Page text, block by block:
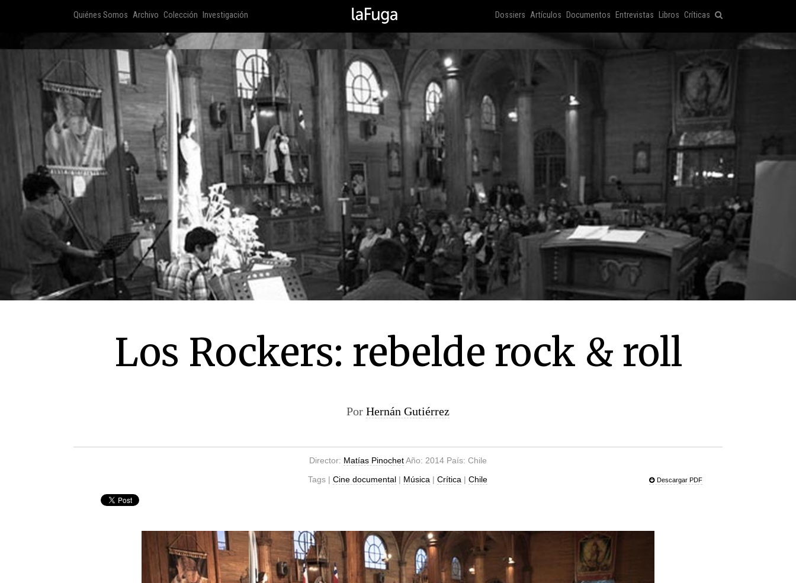
Quiénes Somos Archivo Colección Investigación Dossiers Artículos Documentos Entrevistas Libros Críticas
Los Rockers: rebelde rock & roll
Por Hernán Gutiérrez
Director: Matías PinochetAño: 2014 País: Chile
Tags |Cine documental | Música |Crítica |Chile Descargar PDF